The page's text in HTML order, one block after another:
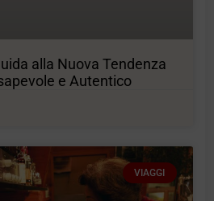
alla Nuova Tendenza
e Autentico
VIAGGI